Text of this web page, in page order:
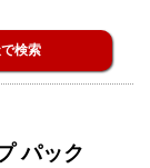
検索
パック